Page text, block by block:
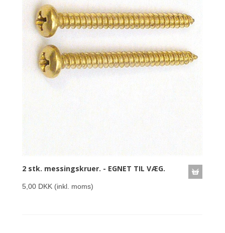
2 stk. messingskruer. - EGNET TIL VÆG.
5,00 DKK (inkl. moms)